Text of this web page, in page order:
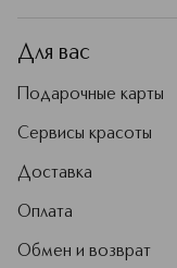
Для вас
Подарочные карты
Сервисы красоты
Доставка
Оплата
Обмен и возврат